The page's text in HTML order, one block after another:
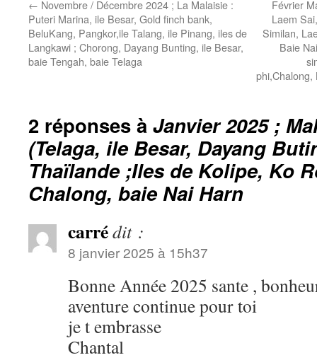
← Novembre / Décembre 2024 ; La Malaisie :
Puteri Marina, ile Besar, Gold finch bank,
BeluKang, Pangkor,ile Talang, ile Pinang, iles de
Langkawi ; Chorong, Dayang Bunting, ile Besar,
baie Tengah, baie Telaga
Février
Laem
Similan,
Baie
phi,Chalong,
2 réponses à Janvier 2025 ;
(Telaga, ile Besar, Dayang
Thaïlande ;Iles de Kolipe, Ko
Chalong, baie Nai Harn
carrédit :
8 janvier 2025 à 15h37
Bonne Année 2025 sante ,
aventure continue pour toi
je t embrasse
Chantal